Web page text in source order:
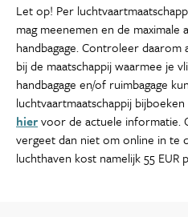
Let op! Per
mag meenemen en de maximale
handbagage. Controleer daarom
bij de maatschappij waarmee je
handbagage en/of ruimbagage
luchtvaartmaatschappij
hiervoor de actuele informatie.
vergeet dan niet om online in te
luchthaven kost namelijk 55 EUR